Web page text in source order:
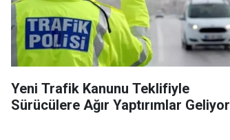
Yeni Trafik Kanunu Teklifiyle
Sürücülere Ağır Yaptırımlar Geliyor